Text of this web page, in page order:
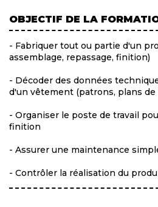
OBJECTIF DE LA
- Fabriquer tout ou partie d'un
assemblage, repassage, finition)
- Décoder des données
d'un vêtement (patrons, plans de
- Organiser le poste de travail
finition
- Assurer une maintenance
- Contrôler la réalisation du